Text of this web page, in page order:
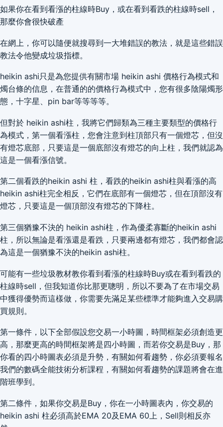
如果你在看到看漲的柱線時Buy，或在看到看跌的柱線時sell，
那麼你會很快破產
在網上，你可以隨便就搜尋到一大堆錯誤的教法，就是這些錯誤
教法令他變成垃圾指標。
heikin ashi只是為您提供有關市場 heikin ashi 價格行為模式和
燭台條的信息，在普通的的價格行為模式中，您有很多陰陽燭形
態，十字星、pin bar等等等等。
但對於 heikin ashi柱，我將它們歸類為三種主要類型的價格行
為模式，第一個看漲柱，您會注意到柱頂部只有一個燈芯，但沒
有燈芯底部，只要這是一個底部沒有燈芯的向上柱，我們就認為
這是一個看漲信號。
第二個看跌的heikin ashi 柱，看跌的heikin ashi柱與看漲的高
heikin ashi柱完全相反，它們在底部有一個燈芯，但在頂部沒有
燈芯，只要這是一個頂部沒有燈芯的下降柱。
第三個猶豫不決的 heikin ashi柱，作為優柔寡斷的heikin ashi
柱，所以無論是看漲還是看跌，只要兩邊都有燈芯，我們都會認
為這是一個猶豫不決的heikin ashi柱。
可能有一些垃圾教材教你看到看漲的柱線時Buy或在看到看跌的
柱線時sell，但我知道你比那更聰明，所以不要為了在市場交易
中獲得優勢而這樣做，你需要先滿足某些標準才能夠進入交易購
買規則。
第一條件，以下全部假設您交易一小時圖，時間框架必須創造更
高，那麼更高的時間框架將是四小時圖，而若你交易是Buy，那
你看的四小時圖表必須是升勢，有關如何看趨勢，你必須要報名
我們的數碼全能技術分析課程，有關如何看趨勢的課題將會在進
階班學到。
第二條件，如果你交易是Buy，你在一小時圖表內，你交易的
heikin ashi 柱必須高於EMA 20及EMA 60上，Sell則相反亦